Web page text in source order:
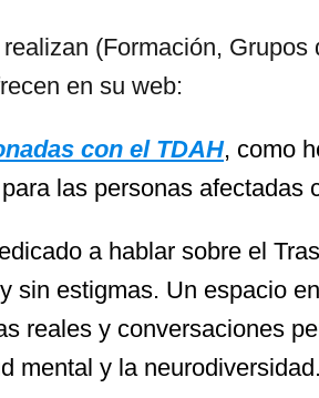
(Formación,
en su web:
con el TDAH, como
las personas afectadas
a hablar sobre el
sin estigmas. Un espacio
reales y conversaciones
mental y la neurodiversidad.